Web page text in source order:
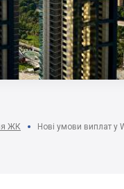
ЖК Нові умови виплат у